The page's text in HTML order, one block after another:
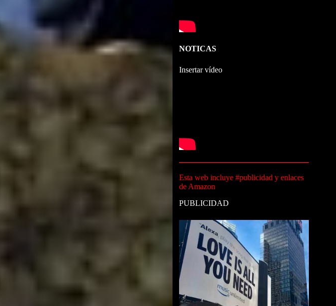
NOTICAS
Insertar vídeo
Esta web incluye #publicidad y enlaces
de Amazon
PUBLICIDAD